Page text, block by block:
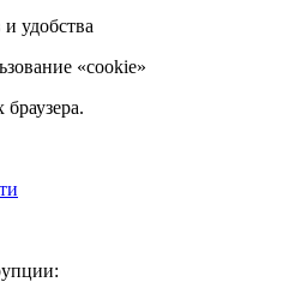
удобства
«cookie»